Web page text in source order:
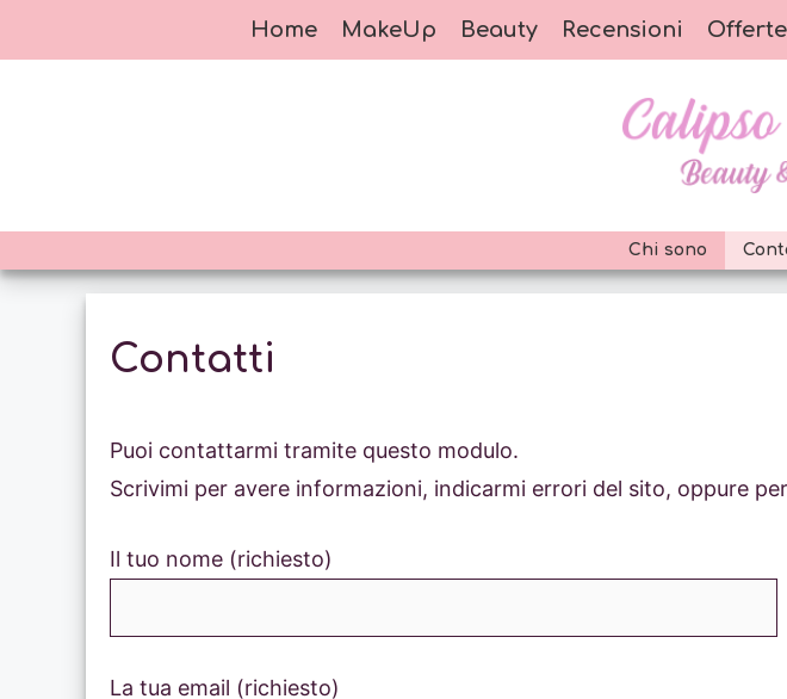
al
Home MakeUp Beauty Recensioni Offerte
Chi sono
Contatti
Puoi contattarmi tramite questo modulo.
Scrivimi per avere informazioni, indicarmi errori del sito, oppure
Il tuo nome (richiesto)
La tua email (richiesto)